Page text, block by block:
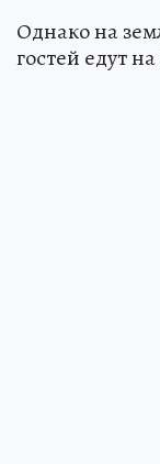
Однако на
гостей едут